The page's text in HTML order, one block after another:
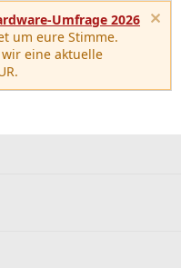
Umfrage 2026
um eure Stimme.
eine aktuelle